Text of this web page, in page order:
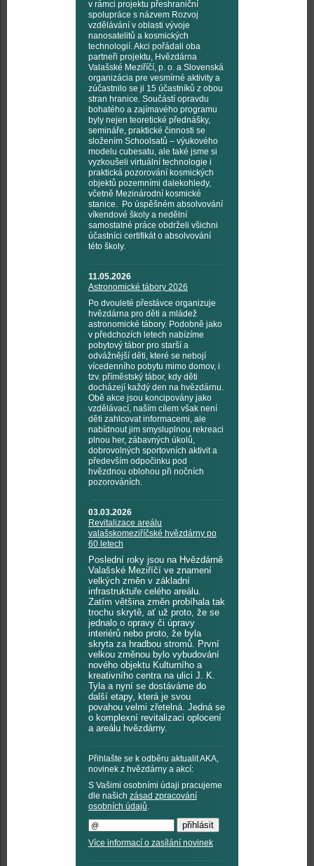
v rámci projektu přeshraniční
spolupráce s názvem Rozvoj
vzdělávání v oblasti vývoje
nanosatelitů a kosmických
technologií. Akci pořádali oba
partneři projektu, Hvězdárna
Valašské Meziříčí, p. o. a Slovenská
organizácia pre vesmírné aktivity a
zúčastnilo se ji 15 účastníků z obou
stran hranice. Součástí opravdu
bohatého a zajímavého programu
byly nejen teoretické přednášky,
semináře, praktické činnosti se
složením Schoolsatů – výukového
modelu cubesatu, ale také jsme si
vyzkoušeli virtuální technologie i
praktická pozorování kosmických
objektů pozemními dalekohledy,
včetně Mezinárodní kosmické
stanice. Po úspěšném absolvování
víkendové školy a nedělní
samostatné práce obdrželi všichni
účastníci certifikát o absolvování
této školy.
11.05.2026
Astronomické tábory 2026
Po dvouleté přestávce organizuje
hvězdárna pro děti a mládež
astronomické tábory. Podobně jako
v předchozích letech nabízíme
pobytový tábor pro starší a
odvážnější děti, které se nebojí
vícedenního pobytu mimo domov, i
tzv. příměstský tábor, kdy děti
docházejí každý den na hvězdárnu.
Obě akce jsou koncipovány jako
vzdělávací, naším cílem však není
děti zahlcovat informacemi, ale
nabídnout jim smysluplnou rekreaci
plnou her, zábavných úkolů,
dobrovolných sportovních aktivit a
především odpočinku pod
hvězdnou oblohou při nočních
pozorováních.
03.03.2026
Revitalizace areálu
valašskomeziříčské hvězdárny po
60 letech
Poslední roky jsou na Hvězdárně
Valašské Meziříčí ve znamení
velkých změn v základní
infrastruktuře celého areálu.
Zatím většina změn probíhala tak
trochu skrytě, ať už proto, že se
jednalo o opravy či úpravy
interiérů nebo proto, že byla
skryta za hradbou stromů. První
velkou změnou bylo vybudování
nového objektu Kulturního a
kreativního centra na ulici J. K.
Tyla a nyní se dostáváme do
další etapy, která je svou
povahou velmi zřetelná. Jedná se
o komplexní revitalizaci oplocení
a areálu hvězdárny.
Přihlašte se k odběru aktualit AKA,
novinek z hvězdárny a akcí:
S Vašimi osobními údaji pracujeme
dle našich zásad zpracování
osobních údajů.
Více informací o zasílání novinek